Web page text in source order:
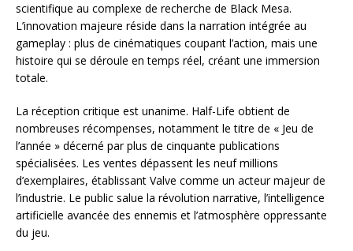
scientifique au complexe de recherche de Black Mesa.
L’innovation majeure réside dans la narration intégrée au
gameplay : plus de cinématiques coupant l’action, mais une
histoire qui se déroule en temps réel, créant une immersion
totale.
La réception critique est unanime. Half-Life obtient de
nombreuses récompenses, notamment le titre de « Jeu de
l’année » décerné par plus de cinquante publications
spécialisées. Les ventes dépassent les neuf millions
d’exemplaires, établissant Valve comme un acteur majeur de
l’industrie. Le public salue la révolution narrative, l’intelligence
artificielle avancée des ennemis et l’atmosphère oppressante
du jeu.